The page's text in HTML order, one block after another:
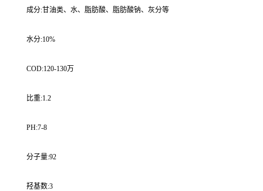
成分:甘油类、水、脂肪酸、脂肪酸钠、灰分等
水分:10%
COD:120-130万
比重:1.2
PH:7-8
分子量:92
羟基数:3